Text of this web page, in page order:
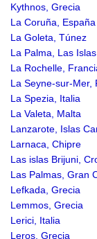
Kythnos, Grecia
La Coruña, España
La Goleta, Túnez
La Palma, Las
La Rochelle,
La Seyne-sur-Mer,
La Spezia, Italia
La Valeta, Malta
Lanzarote, Islas
Larnaca, Chipre
Las islas Brijuni,
Las Palmas, Gran
Lefkada, Grecia
Lemmos, Grecia
Lerici, Italia
Leros, Grecia